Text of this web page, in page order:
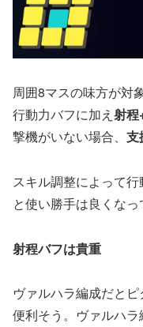
周囲8マスの味方が対
行動力バフに加え 射程
撃機がいない場合、 支
スキル調整によって
と使い勝手は良くなっ
射程バフは貴重
ヴァルハラ編成だと
便利そう。ヴァルハ